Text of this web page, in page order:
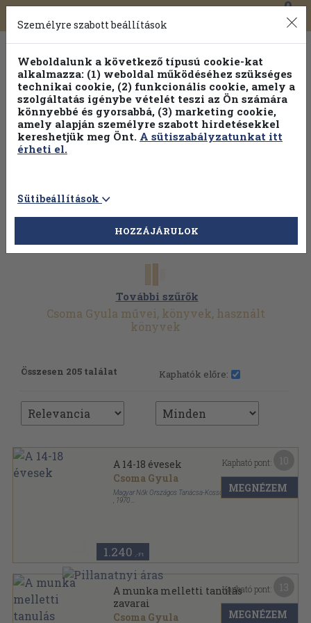
Toggle
navigation
0
További szűrők
Csoma Gyula művei, könyvek, használt
könyvek
Összesen 205 találat Kaphatók előre:
A 14-18 évesek
Csoma Gyula
Magyar Nők Országos Tanácsa-Kossuth Könyvkiadó
1970
1.240 ,-Ft
Kapható pont:
MEGNÉZEM
A munka melletti tanulás
zavarai
Csoma Gyula
Kapható pont:
MEGNÉZEM
Személyre szabott beállítások
Weboldalunk a következő típusú cookie-kat
alkalmazza: (1) weboldal működéséhez szükséges
technikai cookie, (2) funkcionális cookie, amely a
szolgáltatás igénybe vételét teszi az Ön számára
könnyebbé és gyorsabbá, (3) marketing cookie,
amely alapján személyre szabott hirdetésekkel
kereshetjük meg Önt. A sütiszabályzatunkat itt
érheti el.
Sütibeállítások
HOZZÁJÁRULOK